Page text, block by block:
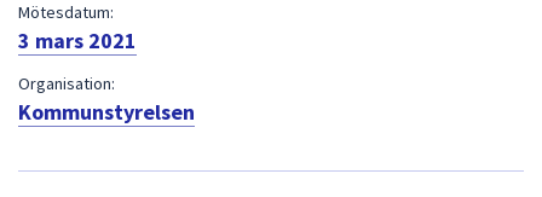
Mötesdatum:
3 mars 2021
Organisation:
Kommunstyrelsen